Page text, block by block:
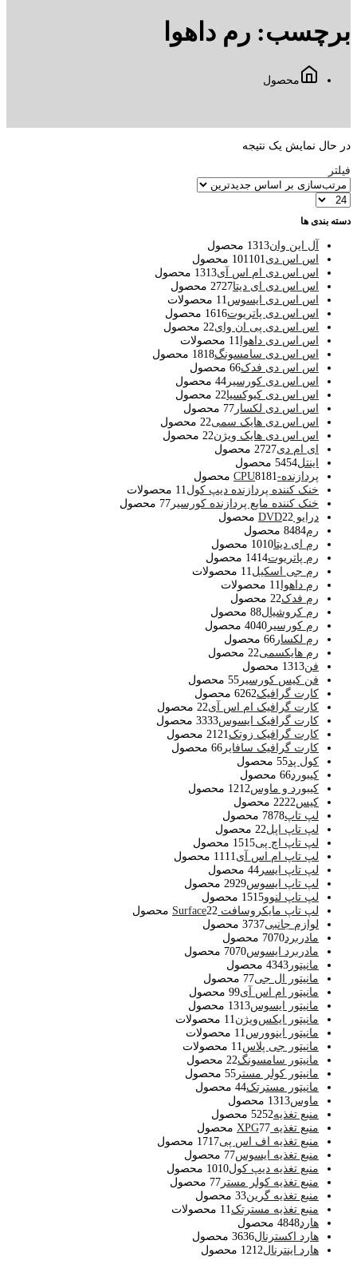
برچسب: رم داهوا
محصول
در حال نمایش یک نتیجه
فیلتر
دسته بندی ها
آل این وان 1313 محصول
اس اس دی
101 101 محصول
اس اس دی ام اس آی
1313 محصول
اس اس دی ای دیتا
2727 محصول
اس اس دی ایسوس
1 1 محصولات
اس اس دی پاتریوت
1616 محصول
اس اس دی پی ان وای 22 محصول
اس اس دی داهوا
1 1 محصولات
اس اس دی سامسونگ
1818 محصول
اس اس دی فدک 66 محصول
اس اس دی کورسیر
44 محصول
اس اس دی کیوکسیا 22 محصول
اس اس دی لکسار
77 محصول
اس اس دی هایک سمی 22 محصول
اس اس دی هایک ویژن 22 محصول
ای ام دی
2727 محصول
اینتل
5454 محصول
پردازنده-CPU
81 81 محصول
خنک کننده پردازنده دیپ کول
1 1 محصولات
خنک کننده مایع پردازنده کورسیر
77 محصول
درایو DVD
22 محصول
رم
8484 محصول
رم ای دیتا
1010 محصول
رم پاتریوت
1414 محصول
رم جی اسکیل
1 1 محصولات
رم داهوا
1 1 محصولات
رم فدک 22 محصول
رم کروشیال 88 محصول
رم کورسیر
4040 محصول
رم لکسار
66 محصول
رم هایکسمی 22 محصول
فن
1313 محصول
فن کیس کورسیر
55 محصول
کارت گرافیک
6262 محصول
کارت گرافیک ام اس آی 22 محصول
کارت گرافیک ایسوس
3333 محصول
کارت گرافیک زوتک
21 21 محصول
کارت گرافیک سافایر
66 محصول
کول پد 55 محصول
کیبورد 66 محصول
کیبورد و ماوس
1212 محصول
کیس
2222 محصول
لپ تاپ
7878 محصول
لپ تاپ اپل 22 محصول
لپ تاپ اچ پی
1515 محصول
لپ تاپ ام اس آی
11 11 محصول
لپ تاپ ایسر
44 محصول
لپ تاپ ایسوس
2929 محصول
لپ تاپ لنوو
1515 محصول
لپ تاپ مایکروسافت Surface
22 محصول
لوازم جانبی
3737 محصول
مادربرد
7070 محصول
مادربرد ایسوس
7070 محصول
مانیتور
4343 محصول
مانیتور ال جی 77 محصول
مانیتور ام اس آی 99 محصول
مانیتور ایسوس
1313 محصول
مانیتور ایکس‌ویژن
1 1 محصولات
مانیتور اینوورس
1 1 محصولات
مانیتور جی پلاس
1 1 محصولات
مانیتور سامسونگ 22 محصول
مانیتور کولر مستر
55 محصول
مانیتور مسترتک 44 محصول
ماوس
1313 محصول
منبع تغذیه
5252 محصول
منبع تغذیه XPG
77 محصول
منبع تغذیه اف اس پی
1717 محصول
منبع تغذیه ایسوس 77 محصول
منبع تغذیه دیپ کول
1010 محصول
منبع تغذیه کولر مستر
77 محصول
منبع تغذیه گرین 33 محصول
منبع تغذیه مسترتک
1 1 محصولات
هارد
4848 محصول
هارد اکسترنال
3636 محصول
هارد اینترنال
1212 محصول